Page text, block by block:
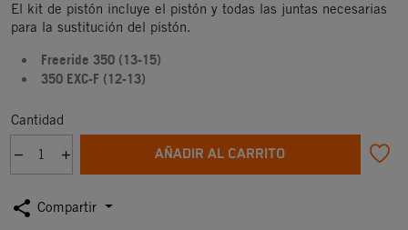
El kit de pistón incluye el pistón y todas las juntas necesarias
para la sustitución del pistón.
Freeride 350 (13-15)
350 EXC-F (12-13)
Cantidad
AÑADIR AL CARRITO
share Compartir